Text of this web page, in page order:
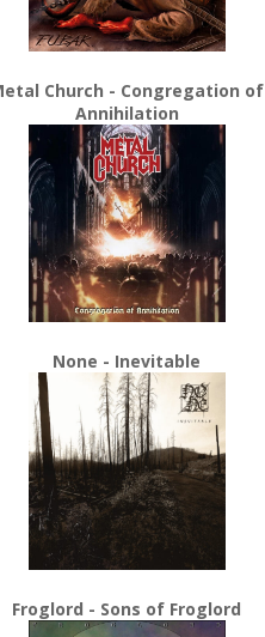
Church - Congregation of
Annihilation
None - Inevitable
Froglord - Sons of Froglord